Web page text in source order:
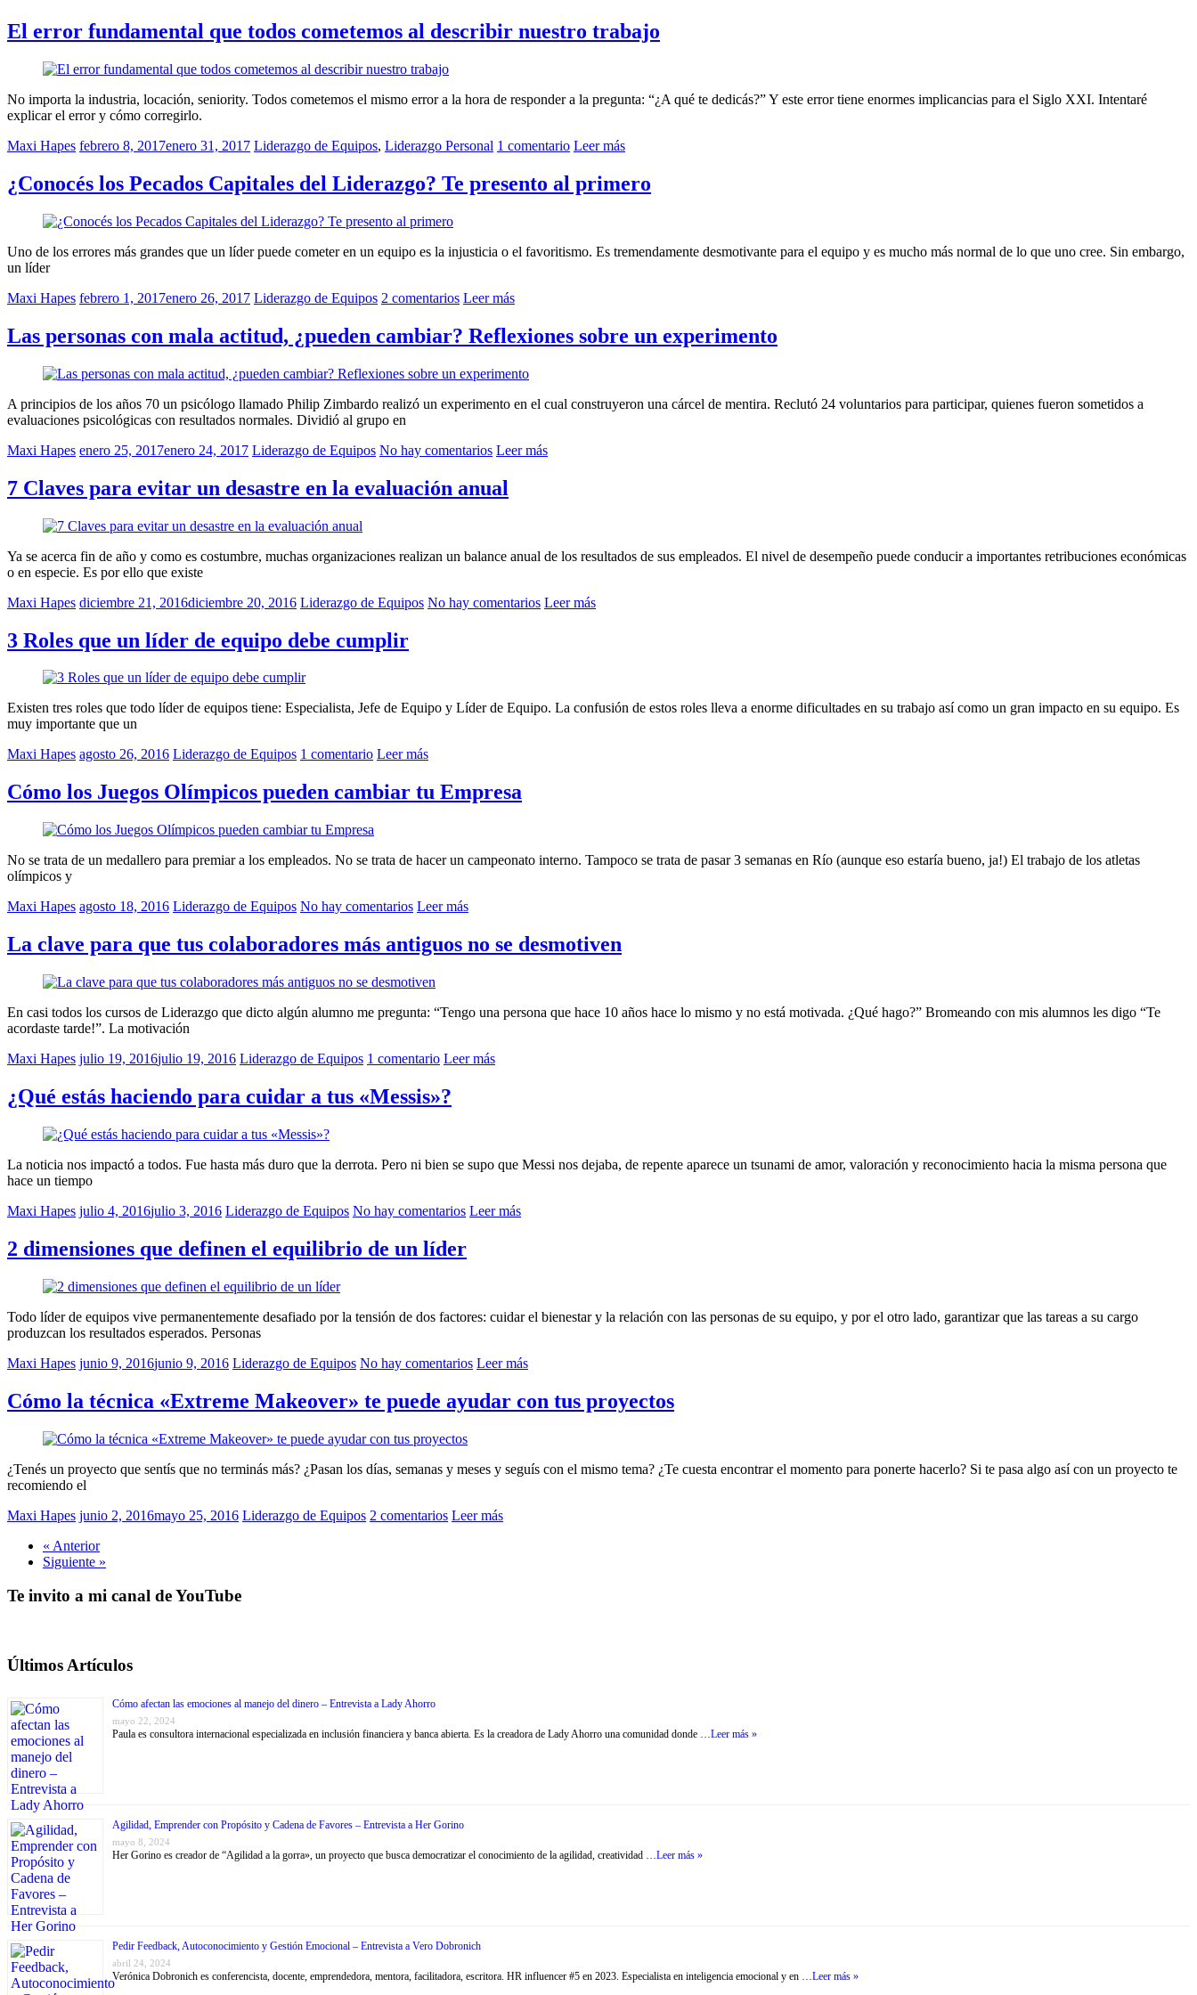
El error fundamental que todos cometemos al describir nuestro trabajo
No importa la industria, locación, seniority. Todos cometemos el mismo error a la hora de responder a la pregunta: “¿A qué te dedicás?” Y este error tiene enormes implicancias para el Siglo XXI. Intentaré
explicar el error y cómo corregirlo.
Maxi Hapes febrero 8, 2017enero 31, 2017 Liderazgo de Equipos, Liderazgo Personal 1 comentario Leer más
¿Conocés los Pecados Capitales del Liderazgo? Te presento al primero
Uno de los errores más grandes que un líder puede cometer en un equipo es la injusticia o el favoritismo. Es tremendamente desmotivante para el equipo y es mucho más normal de lo que uno cree. Sin embargo,
un líder
Maxi Hapes febrero 1, 2017enero 26, 2017 Liderazgo de Equipos 2 comentarios Leer más
Las personas con mala actitud, ¿pueden cambiar? Reflexiones sobre un experimento
A principios de los años 70 un psicólogo llamado Philip Zimbardo realizó un experimento en el cual construyeron una cárcel de mentira. Reclutó 24 voluntarios para participar, quienes fueron sometidos a
evaluaciones psicológicas con resultados normales. Dividió al grupo en
Maxi Hapes enero 25, 2017enero 24, 2017 Liderazgo de Equipos No hay comentarios Leer más
7 Claves para evitar un desastre en la evaluación anual
Ya se acerca fin de año y como es costumbre, muchas organizaciones realizan un balance anual de los resultados de sus empleados. El nivel de desempeño puede conducir a importantes retribuciones económicas
o en especie. Es por ello que existe
Maxi Hapes diciembre 21, 2016diciembre 20, 2016 Liderazgo de Equipos No hay comentarios Leer más
3 Roles que un líder de equipo debe cumplir
Existen tres roles que todo líder de equipos tiene: Especialista, Jefe de Equipo y Líder de Equipo. La confusión de estos roles lleva a enorme dificultades en su trabajo así como un gran impacto en su equipo. Es
muy importante que un
Maxi Hapes agosto 26, 2016 Liderazgo de Equipos 1 comentario Leer más
Cómo los Juegos Olímpicos pueden cambiar tu Empresa
No se trata de un medallero para premiar a los empleados. No se trata de hacer un campeonato interno. Tampoco se trata de pasar 3 semanas en Río (aunque eso estaría bueno, ja!) El trabajo de los atletas
olímpicos y
Maxi Hapes agosto 18, 2016 Liderazgo de Equipos No hay comentarios Leer más
La clave para que tus colaboradores más antiguos no se desmotiven
En casi todos los cursos de Liderazgo que dicto algún alumno me pregunta: “Tengo una persona que hace 10 años hace lo mismo y no está motivada. ¿Qué hago?” Bromeando con mis alumnos les digo “Te
acordaste tarde!”. La motivación
Maxi Hapes julio 19, 2016julio 19, 2016 Liderazgo de Equipos 1 comentario Leer más
¿Qué estás haciendo para cuidar a tus «Messis»?
La noticia nos impactó a todos. Fue hasta más duro que la derrota. Pero ni bien se supo que Messi nos dejaba, de repente aparece un tsunami de amor, valoración y reconocimiento hacia la misma persona que
hace un tiempo
Maxi Hapes julio 4, 2016julio 3, 2016 Liderazgo de Equipos No hay comentarios Leer más
2 dimensiones que definen el equilibrio de un líder
Todo líder de equipos vive permanentemente desafiado por la tensión de dos factores: cuidar el bienestar y la relación con las personas de su equipo, y por el otro lado, garantizar que las tareas a su cargo
produzcan los resultados esperados. Personas
Maxi Hapes junio 9, 2016junio 9, 2016 Liderazgo de Equipos No hay comentarios Leer más
Cómo la técnica «Extreme Makeover» te puede ayudar con tus proyectos
¿Tenés un proyecto que sentís que no terminás más? ¿Pasan los días, semanas y meses y seguís con el mismo tema? ¿Te cuesta encontrar el momento para ponerte hacerlo? Si te pasa algo así con un proyecto te
recomiendo el
Maxi Hapes junio 2, 2016mayo 25, 2016 Liderazgo de Equipos 2 comentarios Leer más
« Anterior
Siguiente »
Te invito a mi canal de YouTube
Últimos Artículos
Cómo afectan las emociones al manejo del dinero – Entrevista a Lady Ahorro
mayo 22, 2024
Paula es consultora internacional especializada en inclusión financiera y banca abierta. Es la creadora de Lady Ahorro una comunidad donde …Leer más »
Agilidad, Emprender con Propósito y Cadena de Favores – Entrevista a Her Gorino
mayo 8, 2024
Her Gorino es creador de “Agilidad a la gorra», un proyecto que busca democratizar el conocimiento de la agilidad, creatividad …Leer más »
Pedir Feedback, Autoconocimiento y Gestión Emocional – Entrevista a Vero Dobronich
abril 24, 2024
Verónica Dobronich es conferencista, docente, emprendedora, mentora, facilitadora, escritora. HR influencer #5 en 2023. Especialista en inteligencia emocional y en …Leer más »